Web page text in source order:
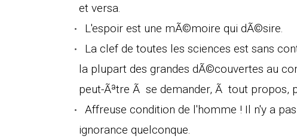
et versa.
L'espoir est une mÃ©moire qui dÃ©sire.
La clef de toutes les sciences est sans
la plupart des grandes dÃ©couvertes au
peut-Ãªtre Ã se demander, Ã tout propos,
Affreuse condition de l'homme ! Il n'y a
ignorance quelconque.